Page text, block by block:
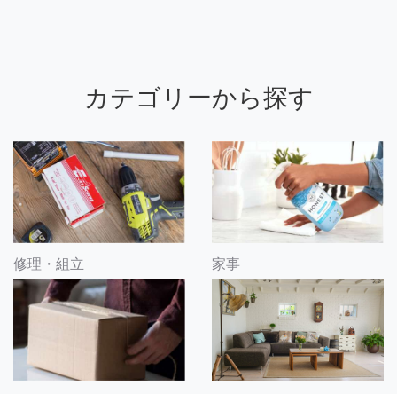
カテゴリーから探す
修理・組立 家事